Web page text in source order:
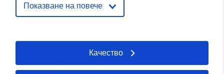
01 August 2026
:
49.9184 ], [ 7.01241,
49.9184 ], [ 7.01241,
49.9179 ], [ 7.01129,
Показване на повече
Качество